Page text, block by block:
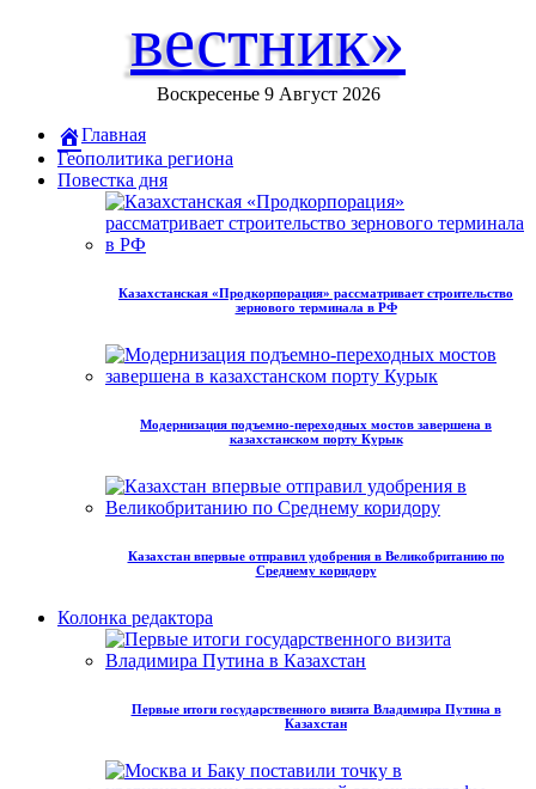
вестник»
Воскресенье 9 Август 2026
Главная
Геополитика региона
Повестка дня
Казахстанская «Продкорпорация» рассматривает строительство
зернового терминала в РФ
Модернизация подъемно-переходных мостов завершена в
казахстанском порту Курык
Казахстан впервые отправил удобрения в Великобританию по
Среднему коридору
Колонка редактора
Первые итоги государственного визита Владимира Путина в
Казахстан